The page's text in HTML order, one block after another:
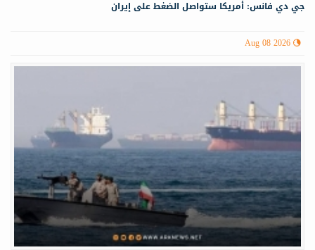
جي دي فانس: أمريكا ستواصل الضغط على إيران
Aug 08 2026